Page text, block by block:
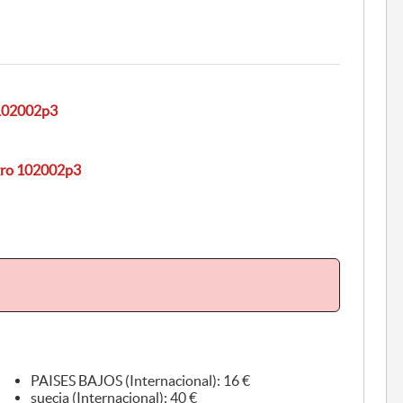
102002p3
PAISES BAJOS (Internacional): 16 €
suecia (Internacional): 40 €